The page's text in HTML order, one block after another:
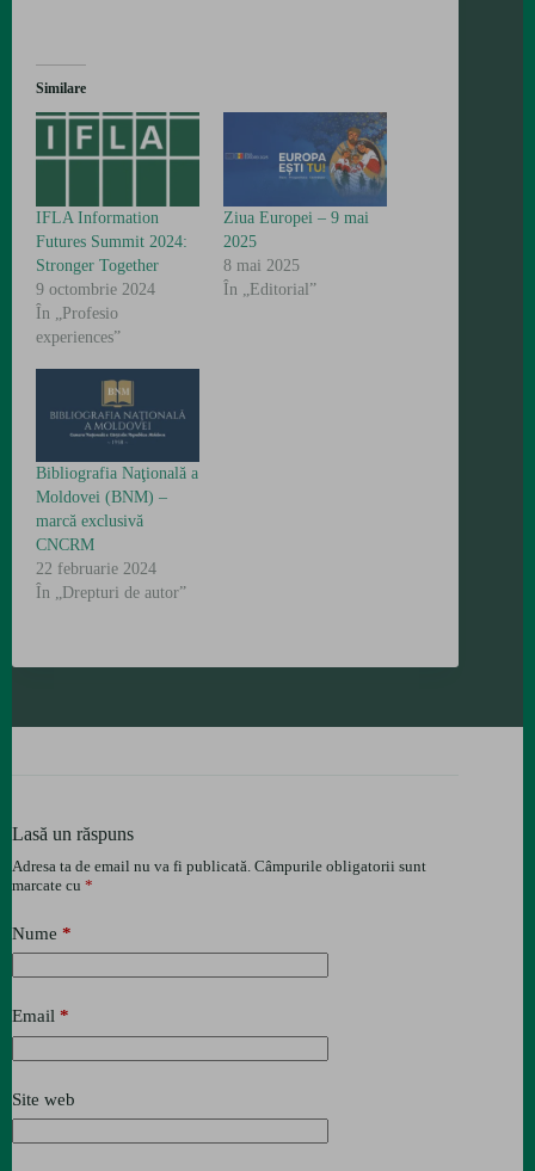
Similare
IFLA Information
Futures Summit 2024:
Stronger Together
9 octombrie 2024
În „Profesio
experiences”
Ziua Europei – 9 mai
2025
8 mai 2025
În „Editorial”
Bibliografia Naţională a
Moldovei (BNM) –
marcă exclusivă
CNCRM
22 februarie 2024
În „Drepturi de autor”
Lasă un răspuns
Adresa ta de email nu va fi publicată. Câmpurile obligatorii sunt
marcate cu *
Nume *
Email *
Site web